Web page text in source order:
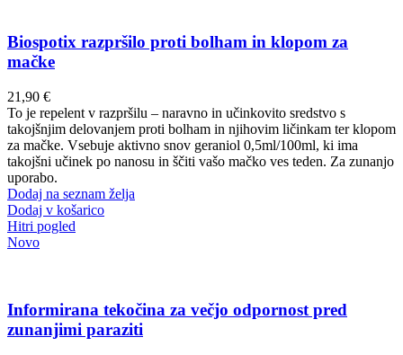
Biospotix razpršilo proti bolham in klopom za
mačke
21,90 €
To je repelent v razpršilu – naravno in učinkovito sredstvo s
takojšnjim delovanjem proti bolham in njihovim ličinkam ter klopom
za mačke. Vsebuje aktivno snov geraniol 0,5ml/100ml, ki ima
takojšni učinek po nanosu in ščiti vašo mačko ves teden. Za zunanjo
uporabo.
Dodaj na seznam želja
Dodaj v košarico
Hitri pogled
Novo
Informirana tekočina za večjo odpornost pred
zunanjimi paraziti